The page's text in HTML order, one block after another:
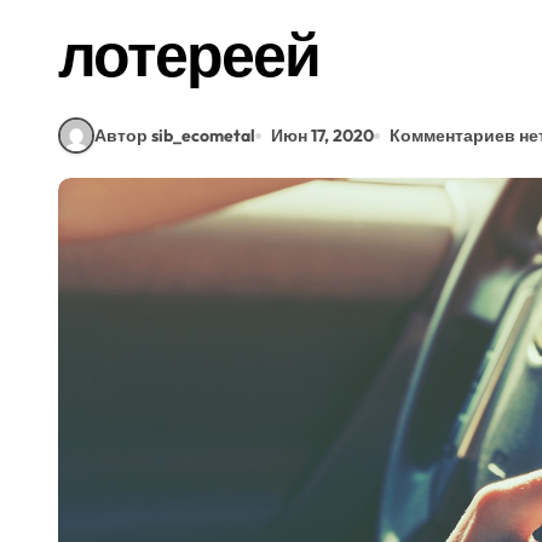
лотереей
Автор sib_ecometal Июн 17, 2020 Комментариев